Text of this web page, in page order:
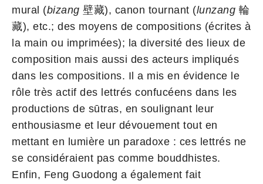
mural (bizang 壁藏), canon tournant (lunzang 輪
藏), etc.; des moyens de compositions (écrites à
la main ou imprimées); la diversité des lieux de
composition mais aussi des acteurs impliqués
dans les compositions. Il a mis en évidence le
rôle très actif des lettrés confucéens dans les
productions de sūtras, en soulignant leur
enthousiasme et leur dévouement tout en
mettant en lumière un paradoxe : ces lettrés ne
se considéraient pas comme bouddhistes.
Enfin, Feng Guodong a également fait